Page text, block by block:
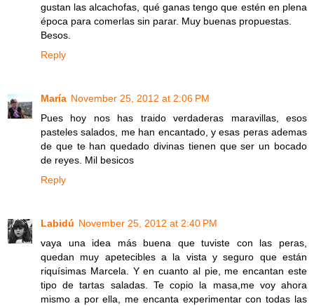
gustan las alcachofas, qué ganas tengo que estén en plena
época para comerlas sin parar. Muy buenas propuestas.
Besos.
Reply
María November 25, 2012 at 2:06 PM
Pues hoy nos has traido verdaderas maravillas, esos
pasteles salados, me han encantado, y esas peras ademas
de que te han quedado divinas tienen que ser un bocado
de reyes. Mil besicos
Reply
Labidú November 25, 2012 at 2:40 PM
vaya una idea más buena que tuviste con las peras,
quedan muy apetecibles a la vista y seguro que están
riquísimas Marcela. Y en cuanto al pie, me encantan este
tipo de tartas saladas. Te copio la masa,me voy ahora
mismo a por ella, me encanta experimentar con todas las